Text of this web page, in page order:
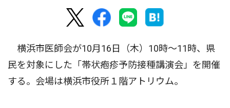
横浜市医師会が10月16日（木）10時〜11時、県
民を対象にした「帯状疱疹予防接種講演会」を開催
する。会場は横浜市役所１階アトリウム。